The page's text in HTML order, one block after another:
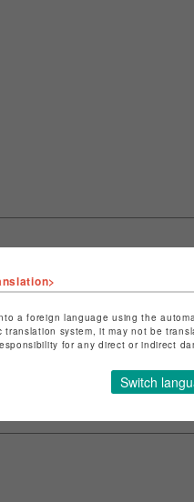
店舗名
池袋PARCO
ショップお問い合わせは こち
a foreign language using the
translation system, it may not be
for any direct or indirect
Switch